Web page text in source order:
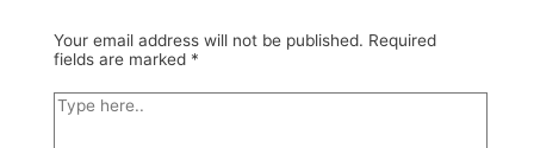
Your email address will not be published. Required
fields are marked *
Type
here..